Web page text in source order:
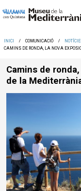
INICI COMUNICACIÓ
CAMINS DE RONDA, LA NOVA
Camins de
de la